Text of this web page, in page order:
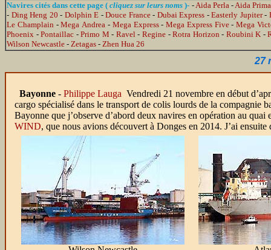
Navires cités dans cette page ( cliquez sur leurs noms)- -Aida Perla-Aida Prima
- Ding Heng 20 - Dolphin E - Douce France- Dubai Express - Easterly Jupiter-
Le Champlain -Mega Andrea - Mega Express-Mega Express Five-Mega
Phoenix -Pontaillac -Primo M - Ravel- Regine -Rotra Horizon - Roubini K -
Wilson Newcastle - Zetagas - Zhen Hua 26
27
Bayonne - Philippe Lauga Vendredi 21 novembre en début
cargo spécialisé dans le transport de colis lourds de la compagnie
Bayonne que j’observe d’abord deux navires en opération au
WIND, que nous avions découvert à Donges en 2014. J’ai